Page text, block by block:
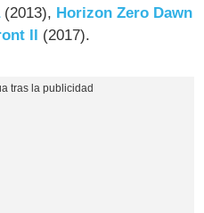
(2013), Horizon Zero Dawn
II (2017).